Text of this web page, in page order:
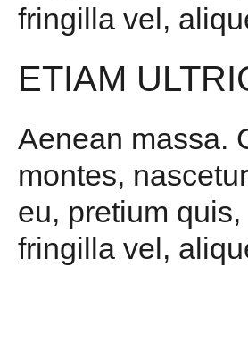
fringilla vel,
ETIAM
Aenean massa.
montes,
eu, pretium
fringilla vel,